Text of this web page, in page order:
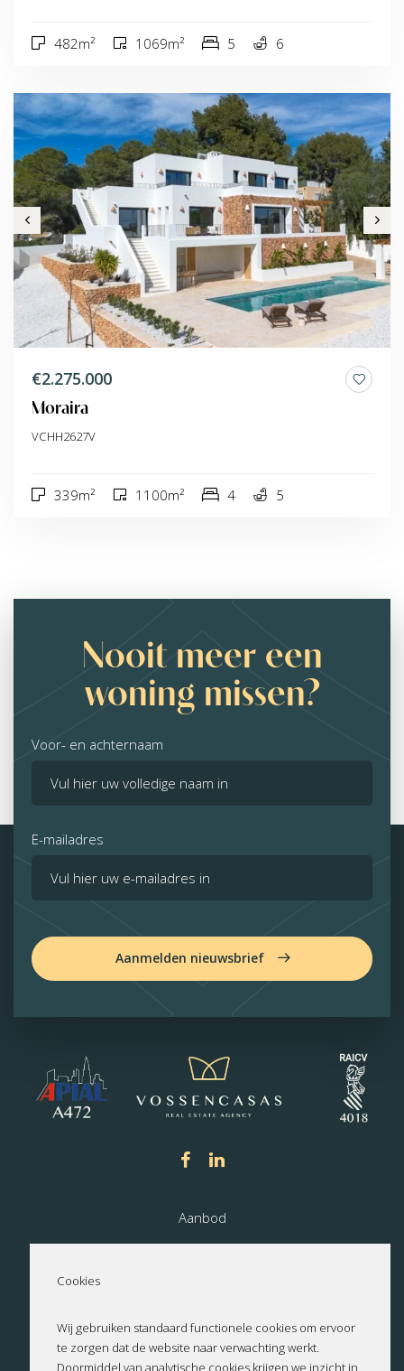
482m² 1069m² 5 6
€2.275.000
Moraira
VCHH2627V
339m² 1100m² 4 5
Nooit meer een
woning missen?
Voor- en achternaam
E-mailadres
Aanmelden nieuwsbrief
Aanbod
Contact
Cookies
Wij gebruiken standaard functionele cookies om ervoor
te zorgen dat de website naar verwachting werkt.
Doormiddel van analytische cookies krijgen we inzicht in